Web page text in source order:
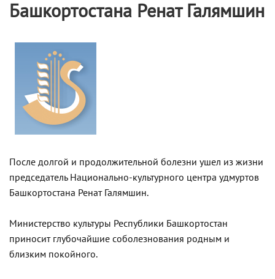
Башкортостана Ренат Галямшин
После долгой и продолжительной болезни ушел из жизни
председатель Национально-культурного центра удмуртов
Башкортостана Ренат Галямшин.
Министерство культуры Республики Башкортостан
приносит глубочайшие соболезнования родным и
близким покойного.